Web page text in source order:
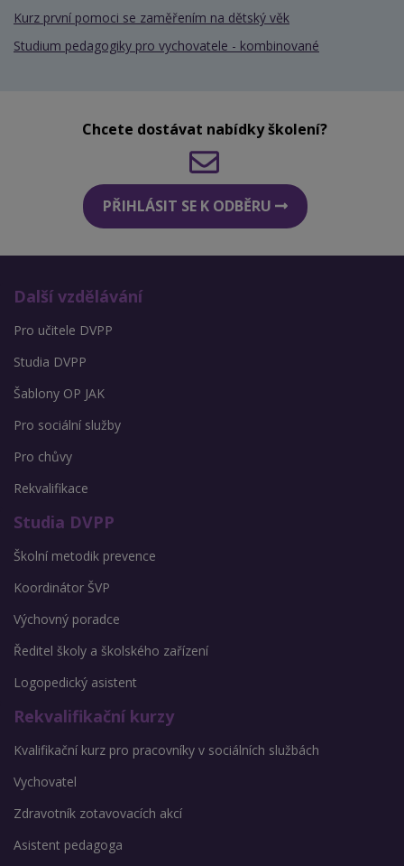
Kurz první pomoci se zaměřením na dětský věk
Studium pedagogiky pro vychovatele - kombinované
Chcete dostávat nabídky školení?
PŘIHLÁSIT SE K ODBĚRU
Další vzdělávání
Pro učitele DVPP
Studia DVPP
Šablony OP JAK
Pro sociální služby
Pro chůvy
Rekvalifikace
Studia DVPP
Školní metodik prevence
Koordinátor ŠVP
Výchovný poradce
Ředitel školy a školského zařízení
Logopedický asistent
Rekvalifikační kurzy
Kvalifikační kurz pro pracovníky v sociálních službách
Vychovatel
Zdravotník zotavovacích akcí
Asistent pedagoga